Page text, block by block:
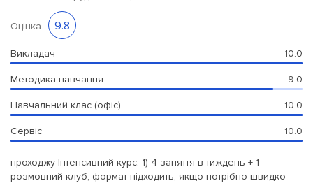
Оцінка - 9.8
Викладач 10.0
Методика навчання 9.0
Навчальний клас (офіс) 10.0
Сервіс 10.0
проходжу Інтенсивний курс: 1) 4 заняття в тиждень + 1
розмовний клуб, формат підходить, якщо потрібно швидко